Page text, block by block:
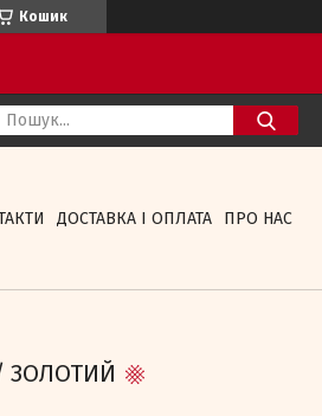
Кошик
ДОСТАВКА І ОПЛАТА ПРО НАС
ЗОЛОТИЙ